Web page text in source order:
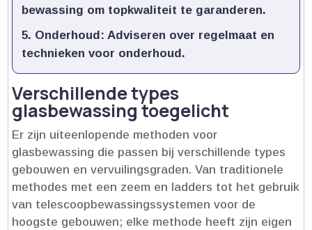
bewassing om topkwaliteit te garanderen.​
Onderhoud: Adviseren over regelmaat en
technieken voor onderhoud.​
Verschillende types
glasbewassing toegelicht
Er zijn uiteenlopende methoden voor
glasbewassing die passen bij verschillende types
gebouwen en vervuilingsgraden.​ Van traditionele
methodes met een zeem en ladders tot het gebruik
van telescoopbewassingssystemen voor de
hoogste gebouwen; elke methode heeft zijn eigen